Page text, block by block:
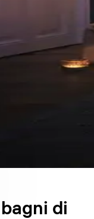
di